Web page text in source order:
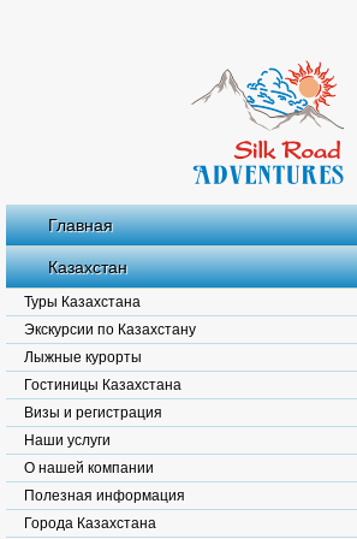
Главная
Казахстан
Туры Казахстана
Экскурсии по Казахстану
Лыжные курорты
Гостиницы Казахстана
Визы и регистрация
Наши услуги
О нашей компании
Полезная информация
Города Казахстана